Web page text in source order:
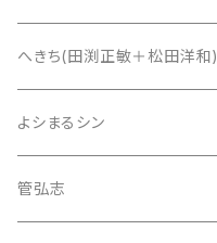
へきち(田渕正敏＋松田洋和)
よシまるシン
管弘志